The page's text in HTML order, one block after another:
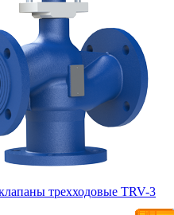
трехходовые TRV-3